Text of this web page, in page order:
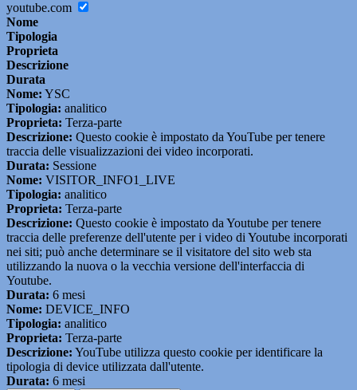
youtube.com
Nome
Tipologia
Proprieta
Descrizione
Durata
Nome: YSC
Tipologia: analitico
Proprieta: Terza-parte
Descrizione: Questo cookie è impostato da YouTube per tenere
traccia delle visualizzazioni dei video incorporati.
Durata: Sessione
Nome: VISITOR_INFO1_LIVE
Tipologia: analitico
Proprieta: Terza-parte
Descrizione: Questo cookie è impostato da Youtube per tenere
traccia delle preferenze dell'utente per i video di Youtube incorporati
nei siti; può anche determinare se il visitatore del sito web sta
utilizzando la nuova o la vecchia versione dell'interfaccia di
Youtube.
Durata: 6 mesi
Nome: DEVICE_INFO
Tipologia: analitico
Proprieta: Terza-parte
Descrizione: YouTube utilizza questo cookie per identificare la
tipologia di device utilizzata dall'utente.
Durata: 6 mesi